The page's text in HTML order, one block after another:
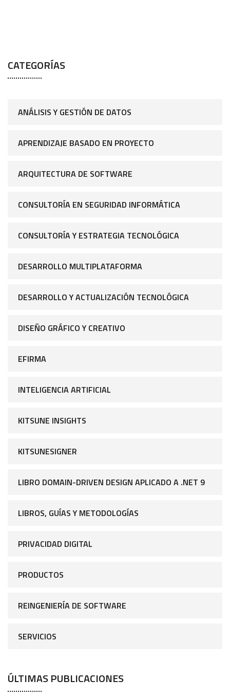
CATEGORÍAS
ANÁLISIS Y GESTIÓN DE DATOS
APRENDIZAJE BASADO EN PROYECTO
ARQUITECTURA DE SOFTWARE
CONSULTORÍA EN SEGURIDAD INFORMÁTICA
CONSULTORÍA Y ESTRATEGIA TECNOLÓGICA
DESARROLLO MULTIPLATAFORMA
DESARROLLO Y ACTUALIZACIÓN TECNOLÓGICA
DISEÑO GRÁFICO Y CREATIVO
EFIRMA
INTELIGENCIA ARTIFICIAL
KITSUNE INSIGHTS
KITSUNESIGNER
LIBRO DOMAIN-DRIVEN DESIGN APLICADO A .NET 9
LIBROS, GUÍAS Y METODOLOGÍAS
PRIVACIDAD DIGITAL
PRODUCTOS
REINGENIERÍA DE SOFTWARE
SERVICIOS
ÚLTIMAS PUBLICACIONES